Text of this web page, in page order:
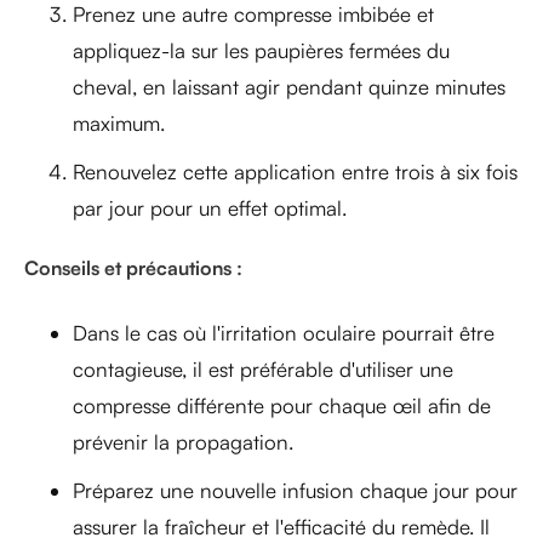
Prenez une autre compresse imbibée et
appliquez-la sur les paupières fermées du
cheval, en laissant agir pendant quinze minutes
maximum.
Renouvelez cette application entre trois à six fois
par jour pour un effet optimal.
Conseils et précautions :
Dans le cas où l'irritation oculaire pourrait être
contagieuse, il est préférable d'utiliser une
compresse différente pour chaque œil afin de
prévenir la propagation.
Préparez une nouvelle infusion chaque jour pour
assurer la fraîcheur et l'efficacité du remède. Il